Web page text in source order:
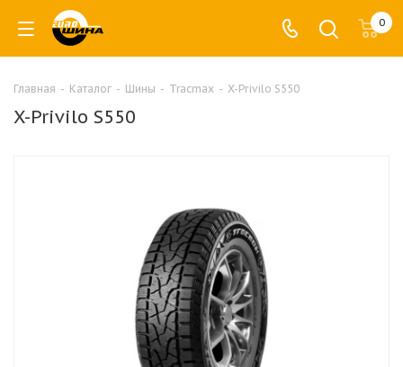
0
Главная - Каталог - Шины - Tracmax - X-Privilo S550
X-Privilo S550